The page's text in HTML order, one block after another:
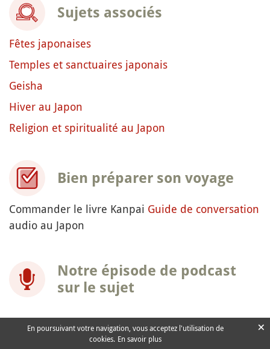
Sujets associés
Fêtes japonaises
Temples et sanctuaires japonais
Geisha
Hiver au Japon
Religion et spiritualité au Japon
Bien préparer son voyage
Commander le livre Kanpai Guide de conversation
audio au Japon
Notre épisode de podcast
sur le sujet
En poursuivant votre navigation, vous acceptez l'utilisation de
cookies. En savoir plus
×